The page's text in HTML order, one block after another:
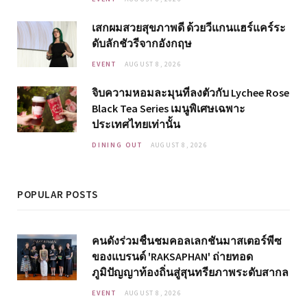
เสกผมสวยสุขภาพดี ด้วยวีแกนแฮร์แคร์ระ
ดับลักชัวรีจากอังกฤษ
EVENT AUGUST 8, 2026
จิบความหอมละมุนที่ลงตัวกับ Lychee Rose
Black Tea Series เมนูพิเศษเฉพาะ
ประเทศไทยเท่านั้น
DINING OUT AUGUST 8, 2026
POPULAR POSTS
คนดังร่วมชื่นชมคอลเลกชันมาสเตอร์พีซ
ของแบรนด์ 'RAKSAPHAN' ถ่ายทอด
ภูมิปัญญาท้องถิ่นสู่สุนทรียภาพระดับสากล
EVENT AUGUST 8, 2026